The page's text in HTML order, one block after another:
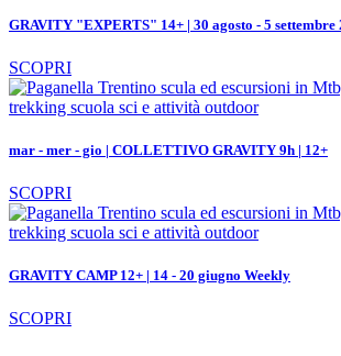
GRAVITY "EXPERTS" 14+ | 30 agosto - 5 settembre
SCOPRI
mar - mer - gio | COLLETTIVO GRAVITY 9h | 12+
SCOPRI
GRAVITY CAMP 12+ | 14 - 20 giugno Weekly
SCOPRI